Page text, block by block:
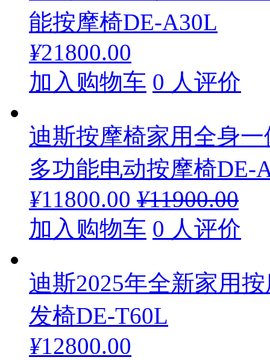
能按摩椅DE-A30L
¥21800.00
加入购物车 0 人评价
迪斯按摩椅家用全身
多功能电动按摩椅DE-
¥11800.00 ¥11900.00
加入购物车 0 人评价
迪斯2025年全新家用
发椅DE-T60L
¥12800.00